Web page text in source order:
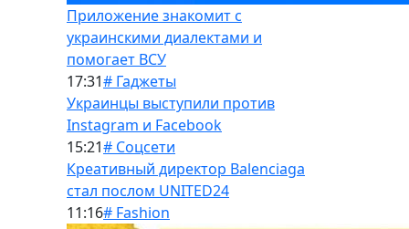
Приложение знакомит с
украинскими диалектами и
помогает ВСУ
17:31# Гаджеты
Украинцы выступили против
Instagram и Facebook
15:21# Соцсети
Креативный директор Balenciaga
стал послом UNITED24
11:16# Fashion